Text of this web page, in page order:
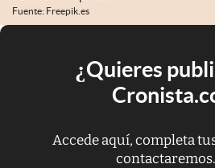
Fuente: Freepik.es
¿Quieres
Accede aquí, completa
contactaremos.